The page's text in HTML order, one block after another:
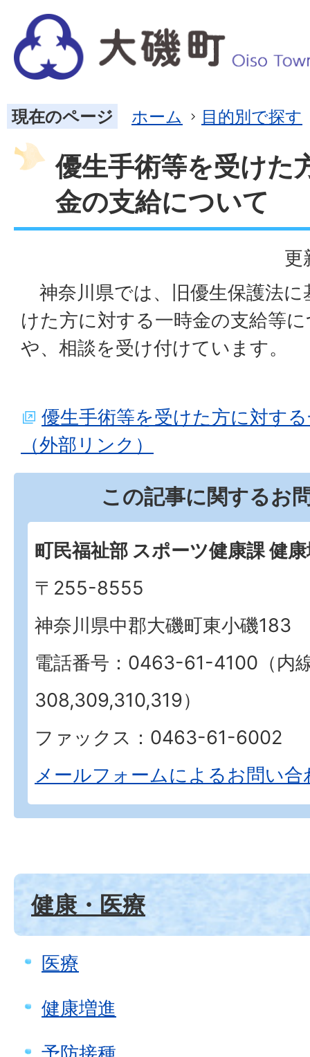
現在のページ ホーム 目的別で探す
優生手術等を受けた
金の支給について
更
神奈川県では、旧優生保護法に
けた方に対する一時金の支給等
や、相談を受け付けています。
優生手術等を受けた方に対す
（外部リンク）
この記事に関するお
町民福祉部 スポーツ健康課 健
〒255-8555
神奈川県中郡大磯町東小磯183
電話番号：0463-61-4100（内
308,309,310,319）
ファックス：0463-61-6002
メールフォームによるお問い合
健康・医療
医療
健康増進